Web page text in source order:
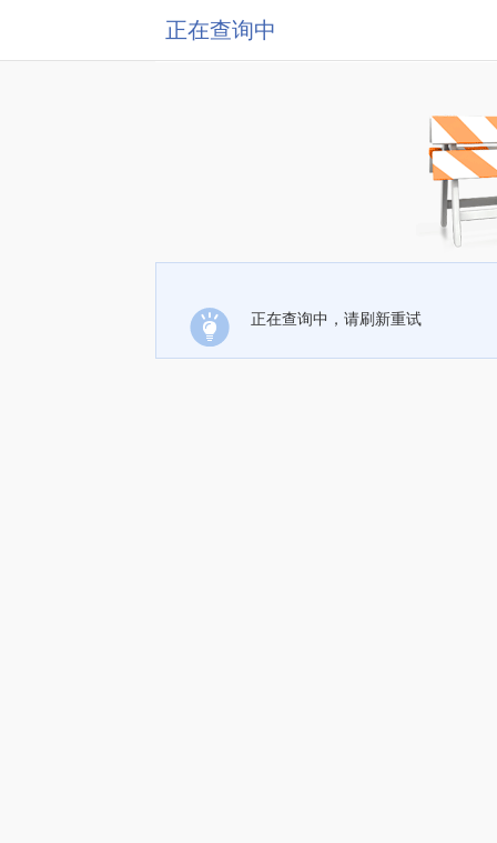
正在查询中
正在查询中，请刷新重试